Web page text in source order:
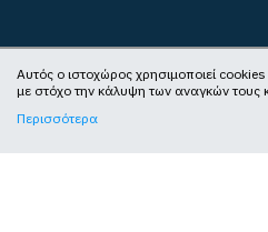
Αυτός ο ιστοχώρος χρησιμοποιεί
με στόχο την κάλυψη των αναγκών τους
Περισσότερα